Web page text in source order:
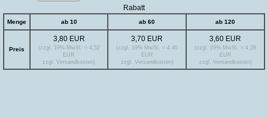
Rabatt
Menge ab 10 ab 60 ab 120
Preis
3,80 EUR
(zzgl. 19% MwSt. = 4,52
EUR
zzgl. Versandkosten)
3,70 EUR
(zzgl. 19% MwSt. = 4,40
EUR
zzgl. Versandkosten)
3,60 EUR
(zzgl. 19% MwSt. = 4,28
EUR
zzgl. Versandkosten)